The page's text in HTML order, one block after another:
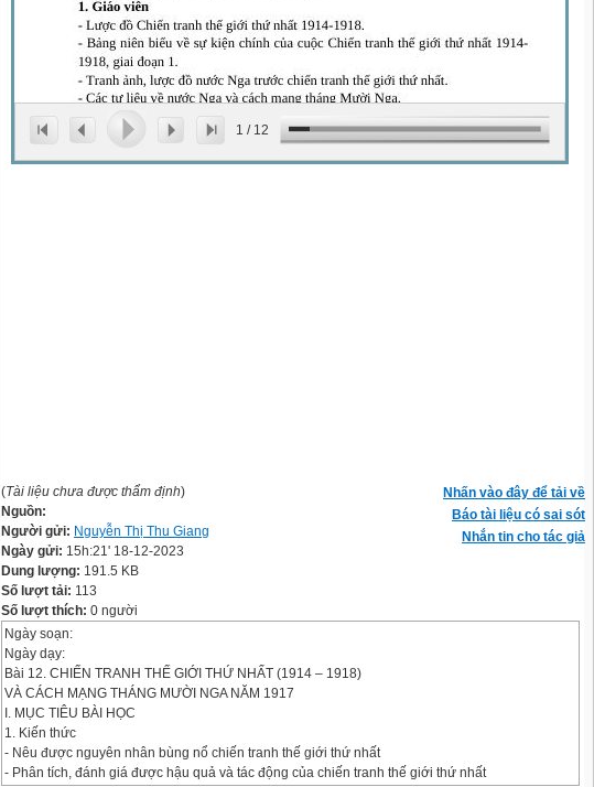
1 / 12
Nhấn vào đây để tải về
Báo tài liệu có sai sót
Nhắn tin cho tác giả
(Tài liệu chưa được thẩm định)
Nguồn:
Người gửi: Nguyễn Thị Thu Giang
Ngày gửi: 15h:21' 18-12-2023
Dung lượng: 191.5 KB
Số lượt tải: 113
Số lượt thích: 0 người
Ngày soạn:
Ngày dạy:
Bài 12. CHIẾN TRANH THẾ GIỚI THỨ NHẤT (1914 – 1918)
VÀ CÁCH MẠNG THÁNG MƯỜI NGA NĂM 1917
I. MỤC TIÊU BÀI HỌC
1. Kiến thức
- Nêu được nguyên nhân bùng nổ chiến tranh thế giới thứ nhất
- Phân tích, đánh giá được hậu quả và tác động của chiến tranh thế giới thứ nhất